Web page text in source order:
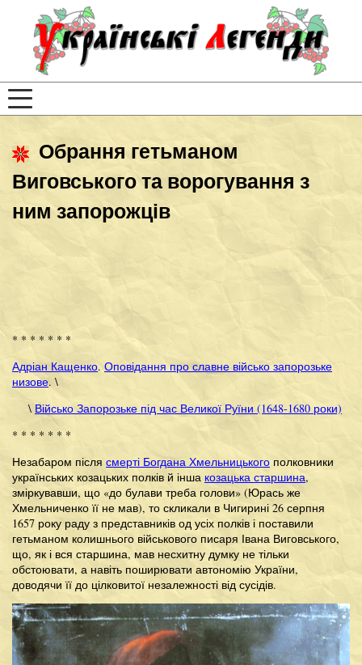
Обрання гетьманом
Виговського та ворогування з
ним запорожців
* * * * * * *
Адріан Кащенко. Оповідання про славне військо запорозьке
низове. \
\ Військо Запорозьке під час Великої Руїни (1648-1680 роки)
* * * * * * *
Незабаром після смерті Богдана Хмельницького полковники
українських козацьких полків й інша козацька старшина,
зміркувавши, що «до булави треба голови» (Юрась же
Хмельниченко її не мав), то скликали в Чигирині 26 серпня
1657 року раду з представників од усіх полків і поставили
гетьманом колишнього військового писаря Івана Виговського,
що, як і вся старшина, мав несхитну думку не тільки
обстоювати, а навіть поширювати автономію України,
доводячи її до цілковитої незалежності від сусідів.